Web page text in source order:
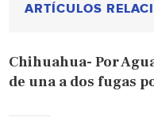
ARTÍCULOS
Chihuahua- Por
de una a dos fugas